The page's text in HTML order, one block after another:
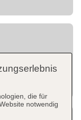
die für
notwendig